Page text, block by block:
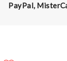
PayPal,